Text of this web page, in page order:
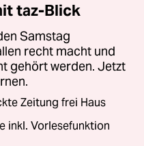
taz-Blick
Samstag
recht macht und
gehört werden. Jetzt
Zeitung frei Haus
inkl. Vorlesefunktion